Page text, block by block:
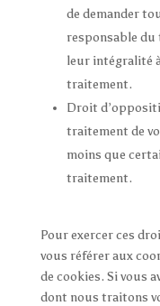
de demander
responsable
leur intégralité
traitement.
Droit
traitement de
moins que
traitement.
Pour exercer ces
vous référer aux
de cookies. Si vous
dont nous traitons